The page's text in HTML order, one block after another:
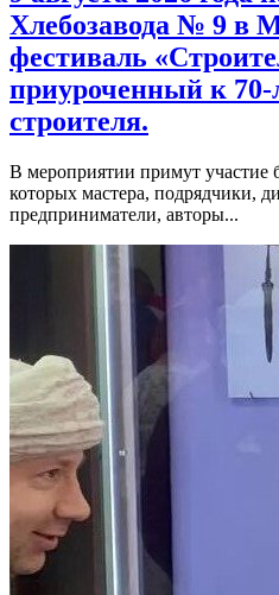
Хлебозавода № 9 в
фестиваль
приуроченный к
строителя.
В мероприятии примут участие
которых мастера, подрядчики,
предприниматели, авторы...